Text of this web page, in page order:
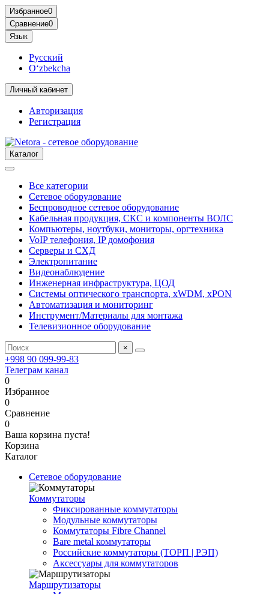
Избранное0
Сравнение0
Язык
Русский
O‘zbekcha
Личный кабинет
Авторизация
Регистрация
Каталог
Все категории
Сетевое оборудование
Беспроводное сетевое оборудование
Кабельная продукция, СКС и компоненты ВОЛС
Компьютеры, ноутбуки, мониторы, оргтехника
VoIP телефония, IP домофония
Серверы и СХД
Электропитание
Видеонаблюдение
Инженерная инфраструктура, ЦОД
Системы оптического транспорта, xWDM, xPON
Автоматизация и мониторинг
Инструмент/Материалы для монтажа
Телевизионное оборудование
×
+998 90 099-99-83
Телеграм канал
0
Избранное
0
Сравнение
0
Ваша корзина пуста!
Корзина
Каталог
Сетевое оборудование
Коммутаторы
Фиксированные коммутаторы
Модульные коммутаторы
Коммутаторы Fibre Channel
Bare metal коммутаторы
Российские коммутаторы (ТОРП | РЭП)
Аксессуары для коммутаторов
Маршрутизаторы